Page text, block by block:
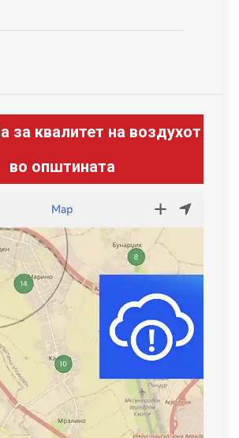
за квалитет на воздухот
во општината